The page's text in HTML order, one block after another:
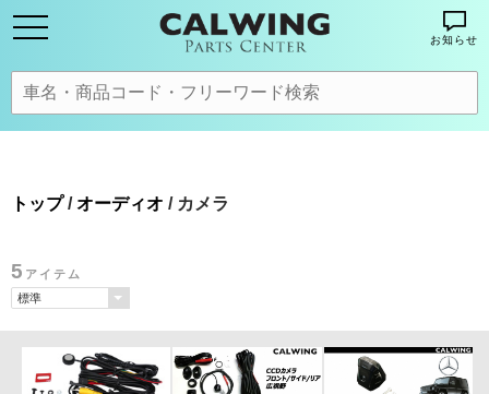
お知らせ
トップ/オーディオ / カメラ
5 アイテム